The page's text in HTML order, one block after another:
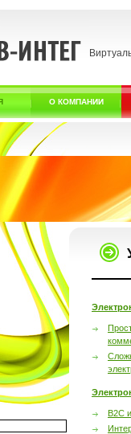
О КОМПАНИИ
B2C